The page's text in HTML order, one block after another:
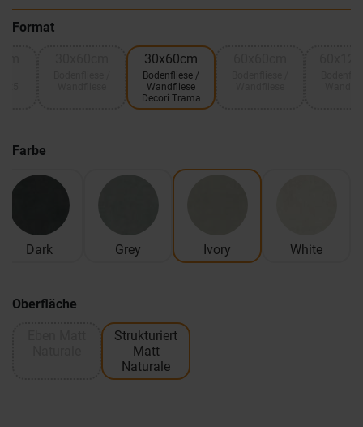
Format
30x60cm
Bodenfliese /
Wandfliese
Decori Trama
Farbe
Dark Grey Ivory White
Oberfläche
Strukturiert
Matt
Naturale